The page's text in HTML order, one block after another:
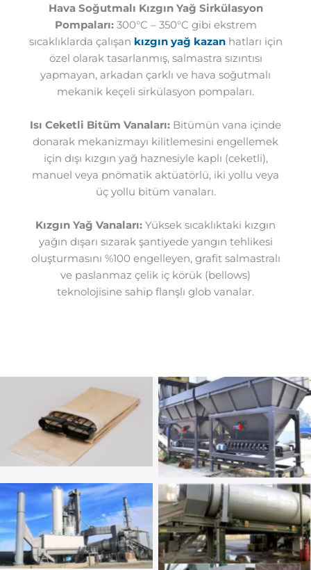
Hava Soğutmalı Kızgın Yağ Sirkülasyon
Pompaları:300°C – 350°C gibi ekstrem
sıcaklıklarda çalışan kızgın yağ kazanhatları için
özel olarak tasarlanmış, salmastra sızıntısı
yapmayan, arkadan çarklı ve hava soğutmalı
mekanik keçeli sirkülasyon pompaları.
Isı Ceketli Bitüm Vanaları: Bitümün vana içinde
donarak mekanizmayı kilitlemesini engellemek
için dışı kızgın yağ haznesiyle kaplı (ceketli),
manuel veya pnömatik aktüatörlü, iki yollu veya
üç yollu bitüm vanaları.
Kızgın Yağ Vanaları: Yüksek sıcaklıktaki kızgın
yağın dışarı sızarak şantiyede yangın tehlikesi
oluşturmasını %100 engelleyen, grafit salmastralı
ve paslanmaz çelik iç körük (bellows)
teknolojisine sahip flanşlı glob vanalar.